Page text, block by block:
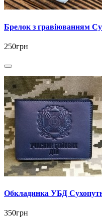
Брелок з гравіюванням
250грн
Обкладинка УБД
350грн